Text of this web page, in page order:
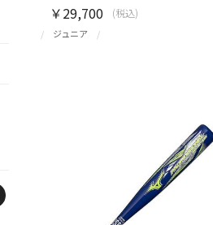
ジュニア
￥29,700 (税込)